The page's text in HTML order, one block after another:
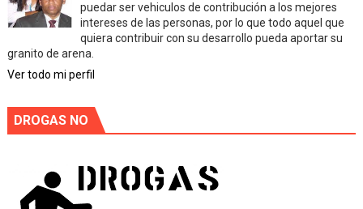
puedar ser vehiculos de contribución a los mejores
intereses de las personas, por lo que todo aquel que
quiera contribuir con su desarrollo pueda aportar su
granito de arena.
Ver todo mi perfil
DROGAS NO